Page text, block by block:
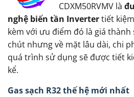
CDXM50RVMV là
nghệ biến tần Invertertiết
kèm với ưu điểm đó là giá
chút nhưng về mặt lâu dài, chi
quá trình sử dụng sẽ được tiết
kể.
Gas sạch R32 thế hệ mới nhất